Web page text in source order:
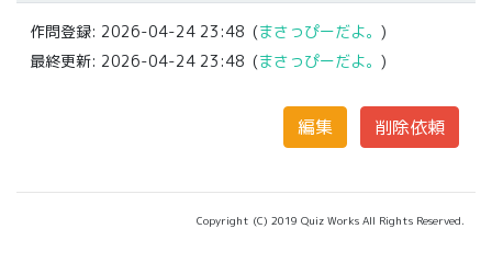
作問登録: 2026-04-24 23:48 (まさっぴーだよ。 )
最終更新: 2026-04-24 23:48 (まさっぴーだよ。 )
Copyright (C) 2019 Quiz Works All Rights Reserved.